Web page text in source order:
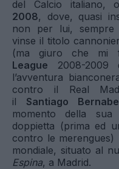
del Calcio italiano,
2008, dove, quasi
non per lui, sempre
vinse il titolo
(ma giuro che mi
League 2008-2009
l’avventura
contro il Real
il Santiago
momento della
doppietta (prima ed
contro le merengues)
mondiale, situato al
Espina, a Madrid.